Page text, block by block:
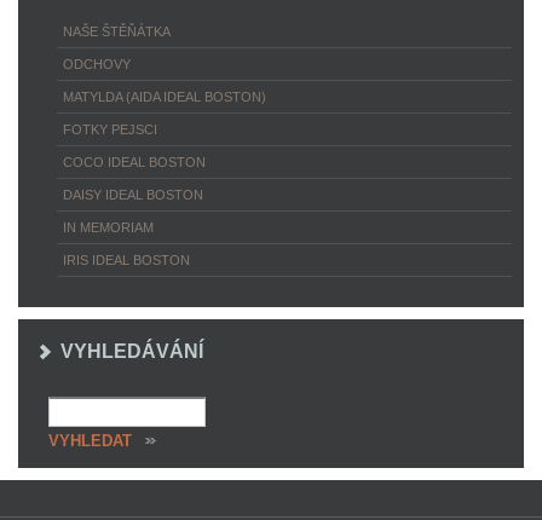
NAŠE ŠTĚŇÁTKA
ODCHOVY
MATYLDA (AIDA IDEAL BOSTON)
FOTKY PEJSCI
COCO IDEAL BOSTON
DAISY IDEAL BOSTON
IN MEMORIAM
IRIS IDEAL BOSTON
VYHLEDÁVÁNÍ